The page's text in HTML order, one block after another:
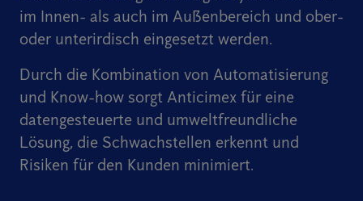
im Innen- als auch im Außenbereich und ober-
oder unterirdisch eingesetzt werden.
Durch die Kombination von Automatisierung
und Know-how sorgt Anticimex für eine
datengesteuerte und umweltfreundliche
Lösung, die Schwachstellen erkennt und
Risiken für den Kunden minimiert.